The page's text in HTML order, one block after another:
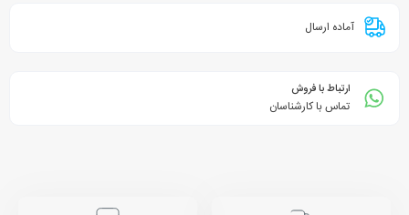
آماده ارسال
ارتباط با فروش
تماس با کارشناسان